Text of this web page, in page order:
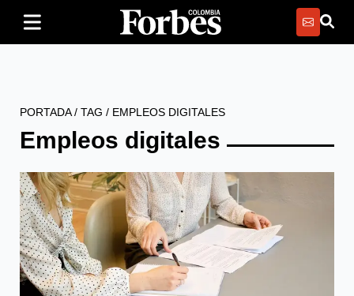
PORTADA/ TAG / EMPLEOS DIGITALES
Empleos digitales